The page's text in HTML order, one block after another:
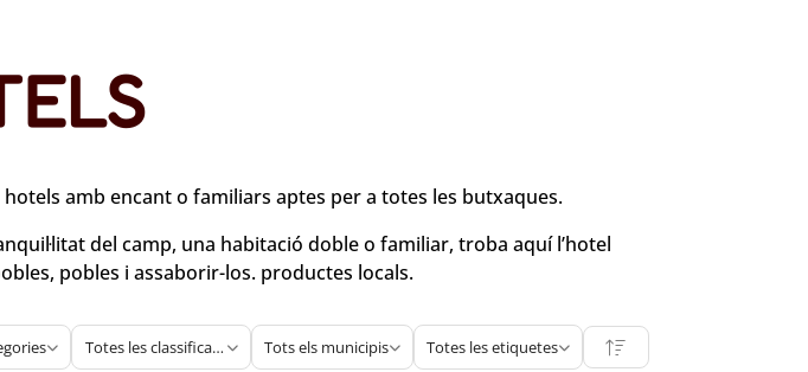
amb encant o familiars aptes per a totes les butxaques.
del camp, una habitació doble o familiar, troba aquí l’hotel
pobles i assaborir-los. productes locals.
Totes les classificacions Tots els municipis Totes les etiquetes